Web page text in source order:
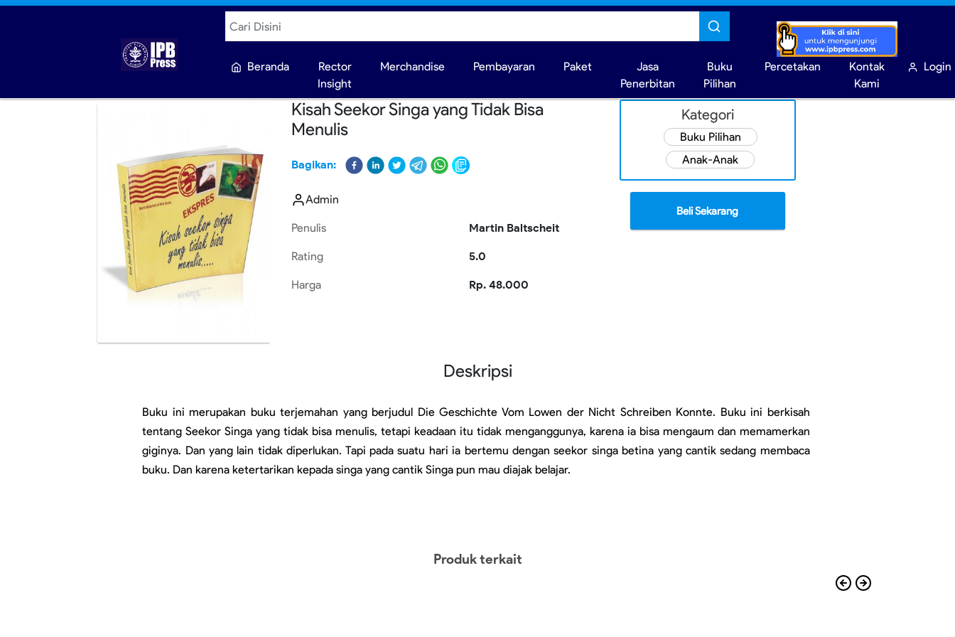
Beranda
Rector
Insight
Merchandise Pembayaran Paket
Jasa
Penerbitan
Buku
Pilihan
Percetakan
Kontak
Kami
Login
Kisah Seekor Singa yang Tidak Bisa
Menulis
Bagikan:
Admin
Penulis
Rating
Harga
Martin Baltscheit
5.0
Rp. 48.000
Kategori
Buku Pilihan
Anak-Anak
Beli Sekarang
Deskripsi
Buku ini merupakan buku terjemahan yang berjudul Die Geschichte Vom Lowen der Nicht Schreiben Konnte. Buku ini berkisah
tentang Seekor Singa yang tidak bisa menulis, tetapi keadaan itu tidak menganggunya, karena ia bisa mengaum dan memamerkan
giginya. Dan yang lain tidak diperlukan. Tapi pada suatu hari ia bertemu dengan seekor singa betina yang cantik sedang membaca
buku. Dan karena ketertarikan kepada singa yang cantik Singa pun mau diajak belajar.
Produk terkait